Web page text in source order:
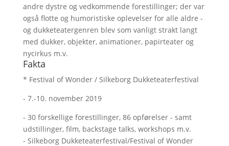
andre dystre og vedkommende forestillinger; der var
også flotte og humoristiske oplevelser for alle aldre -
og dukketeatergenren blev som vanligt strakt langt
med dukker, objekter, animationer, papirteater og
nycirkus m.v.
Fakta
* Festival of Wonder / Silkeborg Dukketeaterfestival
- 7.-10. november 2019
- 30 forskellige forestillinger, 86 opførelser - samt
udstillinger, film, backstage talks, workshops m.v.
- Silkeborg Dukketeaterfestival/Festival of Wonder